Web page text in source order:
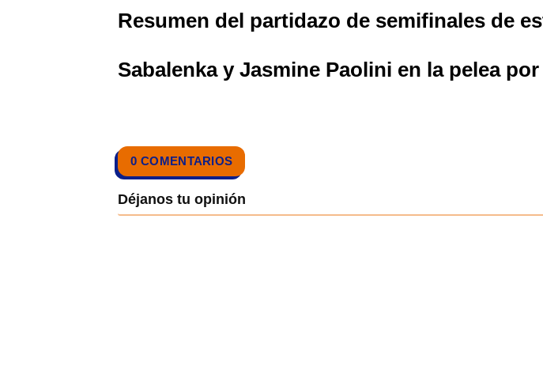
Resumen del partidazo de semifinales de
Sabalenka y Jasmine Paolini en la pelea
0 COMENTARIOS